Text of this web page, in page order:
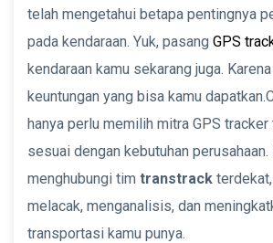
telah mengetahui betapa pentingnya
pada kendaraan. Yuk, pasang GPS
kendaraan kamu sekarang juga.
keuntungan yang bisa kamu
hanya perlu memilih mitra GPS tracker
sesuai dengan kebutuhan
menghubungi tim transtrack
melacak, menganalisis, dan
transportasi kamu punya.